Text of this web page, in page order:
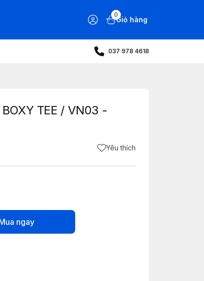
0
Giỏ hàng
037 978 4618
TEE / VN03 -
Yêu thích
ngay